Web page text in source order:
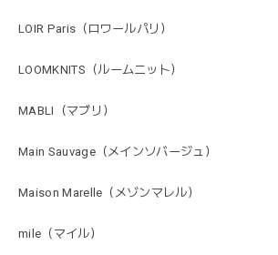
LOIR Paris（ロワールパリ）
LOOMKNITS（ルームニット）
MABLI（マブリ）
Main Sauvage（メインソバージュ）
Maison Marelle（メゾンマレル）
mile（マイル）